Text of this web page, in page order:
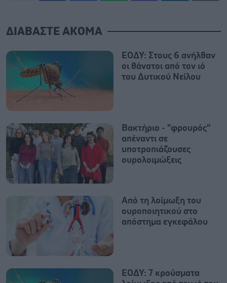
ΔΙΑΒΑΣΤΕ ΑΚΟΜΑ
ΕΟΔΥ: Στους 6 ανήλθαν
οι θάνατοι από τον ιό
του Δυτικού Νείλου
Βακτήριο - "φρουρός"
απέναντι σε
υποτροπιάζουσες
ουρολοιμώξεις
Από τη λοίμωξη του
ουροποιητικού στο
απόστημα εγκεφάλου
ΕΟΔΥ: 7 κρούσματα